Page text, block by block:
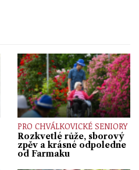
PRO CHVÁLKOVICKÉ SENIORY
Rozkvetlé růže, sborový
zpěv a krásné odpoledne
od Farmaku